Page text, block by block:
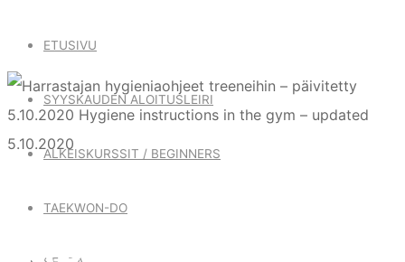
ETUSIVU
SYYSKAUDEN ALOITUSLEIRI
ALKEISKURSSIT / BEGINNERS
TAEKWON-DO